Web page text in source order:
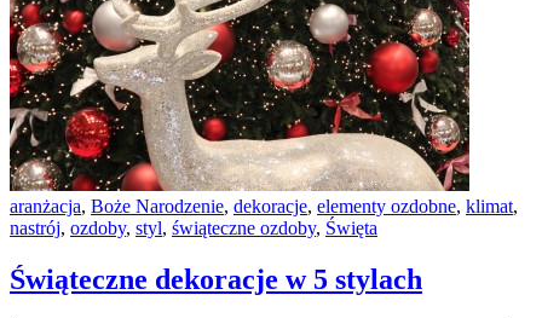
aranżacja, Boże Narodzenie, dekoracje, elementy ozdobne, klimat,
nastrój, ozdoby, styl, świąteczne ozdoby, Święta
Świąteczne dekoracje w 5 stylach